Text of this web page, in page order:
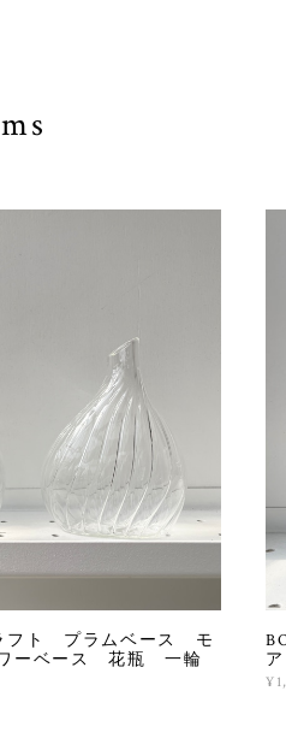
フト プラムベース モ
ーベース 花瓶 一輪